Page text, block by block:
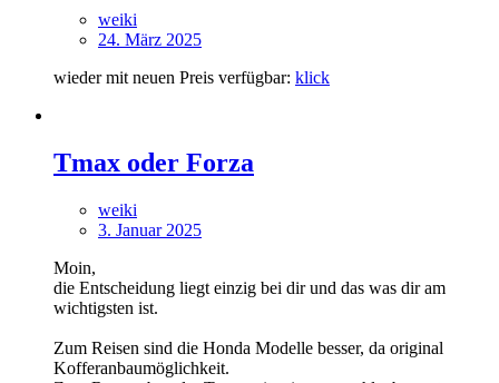
weiki
24. März 2025
wieder mit neuen Preis verfügbar: klick
Tmax oder Forza
weiki
3. Januar 2025
Moin,
die Entscheidung liegt einzig bei dir und das was dir am
wichtigsten ist.
Zum Reisen sind die Honda Modelle besser, da original
Kofferanbaumöglichkeit.